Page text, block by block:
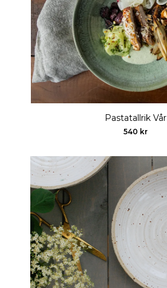
Pastatallrik Vår
540 kr